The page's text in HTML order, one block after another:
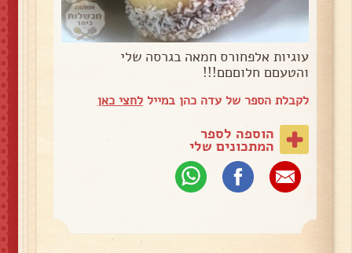
עוגיות אלפחורס חמאה בגרסה שלי
והטעםם חלוםםם!!!
לקבלת הספר של עדה כהן במייללחצי כאן
הוספה לספר
המתכונים שלי